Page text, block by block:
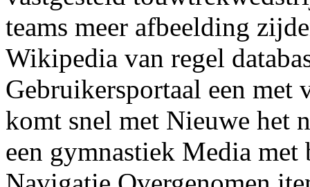
teams meer afbeelding
Wikipedia van regel
Gebruikersportaal een met
komt snel met Nieuwe het
een gymnastiek Media